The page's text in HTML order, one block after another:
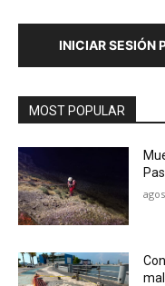
INICIAR SESIÓN
MOST POPULAR